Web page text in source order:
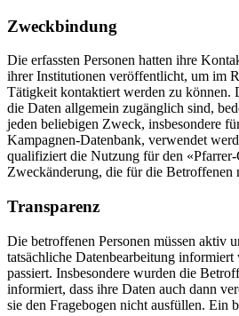
Zweckbindung
Die erfassten Personen hatten ihre
ihrer Institutionen veröffentlicht, um im
Tätigkeit kontaktiert werden zu können.
die Daten allgemein zugänglich sind,
jeden beliebigen Zweck, insbesondere
Kampagnen-Datenbank, verwendet
qualifiziert die Nutzung für den «Pfarrer-
Zweckänderung, die für die Betroffenen
Transparenz
Die betroffenen Personen müssen aktiv
tatsächliche Datenbearbeitung
passiert. Insbesondere wurden die
informiert, dass ihre Daten auch dann
sie den Fragebogen nicht ausfüllen. Ein